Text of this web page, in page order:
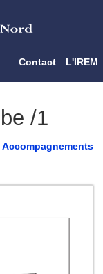
Contact L'IREM
/1
Accompagnements